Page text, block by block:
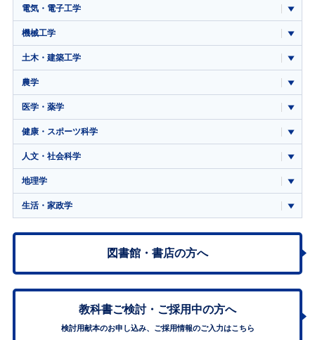
電気・電子工学
機械工学
土木・建築工学
農学
医学・薬学
健康・スポーツ科学
人文・社会科学
地理学
生活・家政学
図書館・書店の方へ
教科書ご検討・ ご採用中の方へ
検討用献本のお申し込み、ご採用情報のご入力はこちら